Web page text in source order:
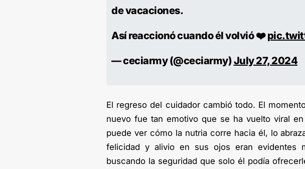
de vacaciones.
Así reaccionó cuando él volvió ❤️‍
— ceciarmy (@ceciarmy)July 27, 2024
El regreso del cuidador cambió todo. El
nuevo fue tan emotivo que se ha vuelto viral
puede ver cómo la nutria corre hacia él, lo
felicidad y alivio en sus ojos eran evidentes
buscando la seguridad que solo él podía